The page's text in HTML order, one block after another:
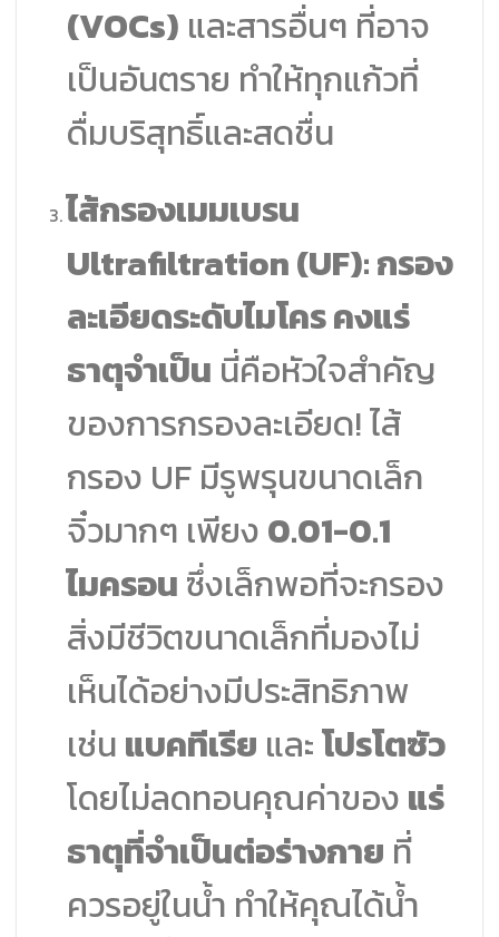
(VOCs) และสารอื่นๆ ที่อาจ
เป็นอันตราย ทำให้ทุกแก้วที่
ดื่มบริสุทธิ์และสดชื่น
ไส้กรองเมมเบรน
Ultrafiltration (UF): กรอง
ละเอียดระดับไมโคร คงแร่
ธาตุจำเป็น นี่คือหัวใจสำคัญ
ของการกรองละเอียด! ไส้
กรอง UF มีรูพรุนขนาดเล็ก
จิ๋วมากๆ เพียง 0.01-0.1
ไมครอน ซึ่งเล็กพอที่จะกรอง
สิ่งมีชีวิตขนาดเล็กที่มองไม่
เห็นได้อย่างมีประสิทธิภาพ
เช่น แบคทีเรีย และโปรโตซัว
โดยไม่ลดทอนคุณค่าของ แร่
ธาตุที่จำเป็นต่อร่างกาย ที่
ควรอยู่ในน้ำ ทำให้คุณได้น้ำ